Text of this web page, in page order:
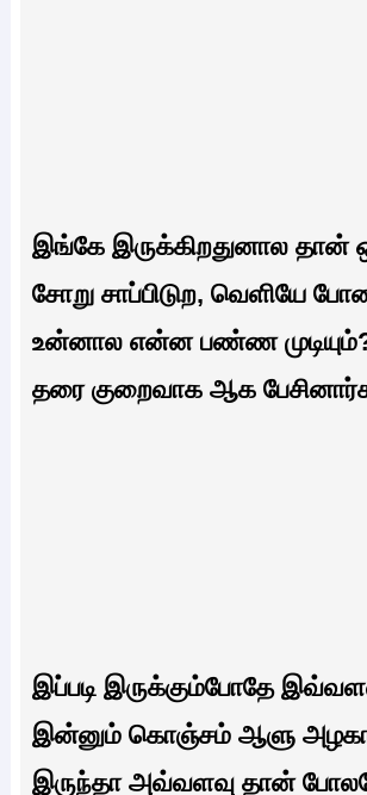
இங்கே இருக்கிறதுனால தான்
சோறு சாப்பிடுற, வெளியே
உன்னால என்ன பண்ண
தரை குறைவாக ஆக
இப்படி இருக்கும்போதே
இன்னும் கொஞ்சம் ஆளு
இருந்தா அவ்வளவு தான்